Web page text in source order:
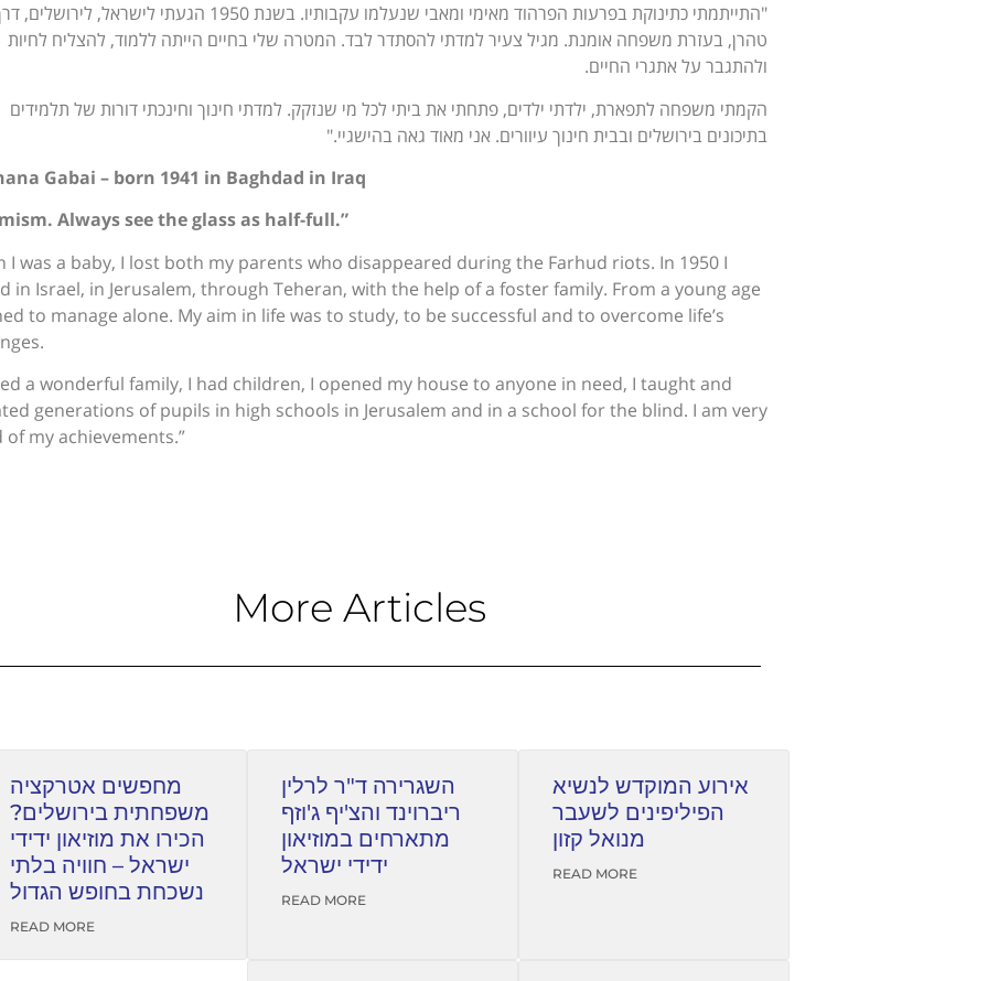
"התייתמתי כתינוקת בפרעות הפרהוד מאימי ומאבי שנעלמו עקבותיו. בשנת 1950 הגעתי לישראל,
טהרן, בעזרת משפחה אומנת. מגיל צעיר למדתי להסתדר לבד. המטרה שלי בחיים הייתה ללמוד, להצליח לחיות
ולהתגבר על אתגרי החיים.
הקמתי משפחה לתפארת, ילדתי ילדים, פתחתי את ביתי לכל מי שנזקק. למדתי חינוך וחינכתי דורות של תלמידים
בתיכונים בירושלים ובבית חינוך עיוורים. אני מאוד גאה בהישגיי."
Gabai – born 1941 in Baghdad in Iraq
Always see the glass as half-full.”
I was a baby, I lost both my parents who disappeared during the Farhud riots. In 1950 I
in Israel, in Jerusalem, through Teheran, with the help of a foster family. From a young age
to manage alone. My aim in life was to study, to be successful and to overcome life’s
a wonderful family, I had children, I opened my house to anyone in need, I taught and
generations of pupils in high schools in Jerusalem and in a school for the blind. I am very
my achievements.”
More Articles
אירוע המוקדש לנשיא
הפיליפינים לשעבר
מנואל קזון
READ MORE
השגרירה ד"ר לרלין
ריברוינד והצ'יף ג'וזף
מתארחים במוזיאון
ידידי ישראל
READ MORE
מחפשים אטרקציה
משפחתית בירושלים?
הכירו את מוזיאון ידידי
ישראל – חוויה בלתי
נשכחת בחופש הגדול
READ MORE